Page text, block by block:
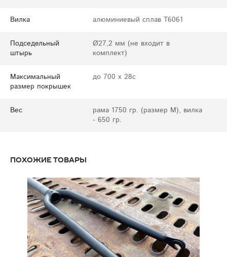
Вилка алюминиевый сплав T6061
Подседельный
штырь
Ø27,2 мм (не входит в
комплект)
Максимальный
размер покрышек
до 700 x 28c
Вес
рама 1750 гр. (размер М), вилка
- 650 гр.
Похожие товары